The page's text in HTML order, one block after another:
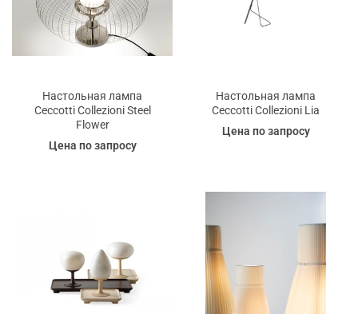
Настольная лампа
Ceccotti Collezioni Steel
Flower
Цена по запросу
Настольная лампа
Ceccotti Collezioni Lia
Цена по запросу